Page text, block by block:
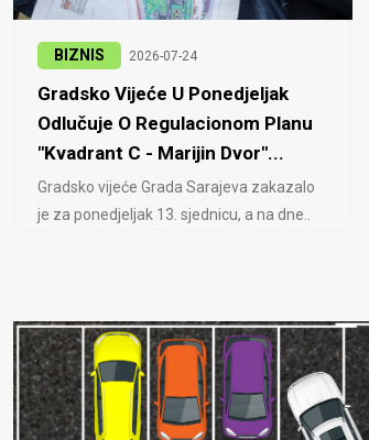
BIZNIS 2026-07-24
Gradsko Vijeće U Ponedjeljak
Odlučuje O Regulacionom Planu
"Kvadrant C - Marijin Dvor"...
Gradsko vijeće Grada Sarajeva zakazalo
je za ponedjeljak 13. sjednicu, a na dne..